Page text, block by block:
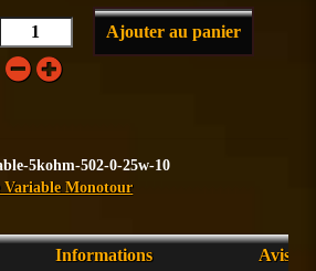
Ajouter au panier
5kohm-502-0-25w-10
Variable Monotour
Informations
Avis